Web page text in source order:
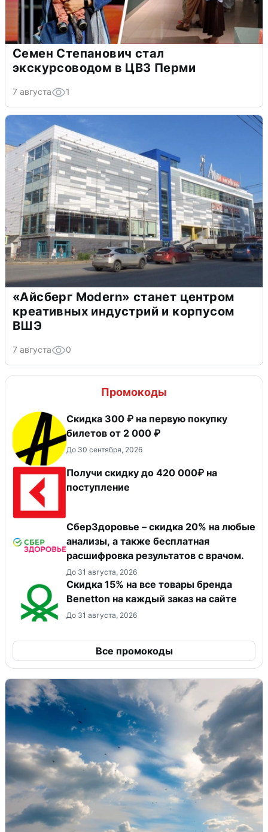
Семен Степанович стал
экскурсоводом в ЦВЗ Перми
7 августа 1
«Айсберг Modern» станет центром
креативных индустрий и корпусом
ВШЭ
7 августа 0
Промокоды
Скидка 300 ₽ на первую покупку
билетов от 2 000 ₽
До 30 сентября, 2026
Получи скидку до 420 000₽ на
поступление
СберЗдоровье – скидка 20% на любые
анализы, а также бесплатная
расшифровка результатов с врачом.
До 31 августа, 2026
Скидка 15% на все товары бренда
Benetton на каждый заказ на сайте
До 31 августа, 2026
Все промокоды